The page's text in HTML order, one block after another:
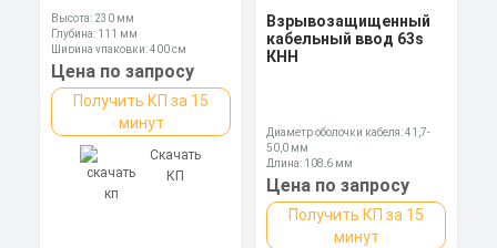
Высота: 230 мм
Глубина: 111 мм
Ширина упаковки: 400 см
Цена по запросу
Получить КП за 15
минут
Скачать
КП
Взрывозащищенный
кабельный ввод 63s
КНН
Диаметр оболочки кабеля: 41,7-
50,0 мм
Длина: 108,6 мм
Ключ: 70 мм
Цена по запросу
Получить КП за 15
минут